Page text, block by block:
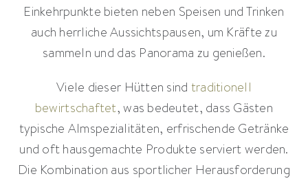
Einkehrpunkte bieten neben Speisen und Trinken
auch herrliche Aussichtspausen, um Kräfte zu
sammeln und das Panorama zu genießen.
Viele dieser Hütten sind traditionell
bewirtschaftet, was bedeutet, dass Gästen
typische Almspezialitäten, erfrischende Getränke
und oft hausgemachte Produkte serviert werden.
Die Kombination aus sportlicher Herausforderung